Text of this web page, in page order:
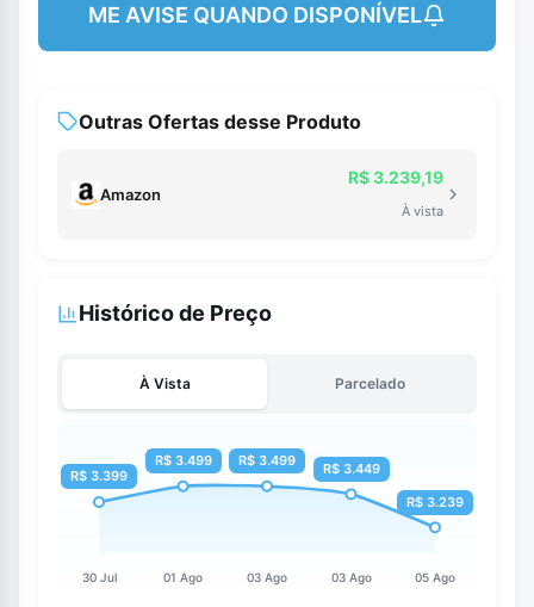
ME AVISE QUANDO DISPONÍVEL
Outras Ofertas desse Produto
Amazon
R$ 3.239,19
À vista
Histórico de Preço
À Vista Parcelado